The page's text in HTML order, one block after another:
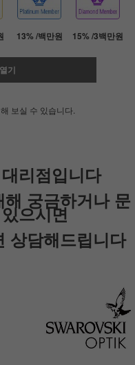
코 ID로 페
13% /백만원 15% /3백만원
기
보실 수 있습니다.
리점입니다
궁금하거나 문
으시면
상담해드립니다